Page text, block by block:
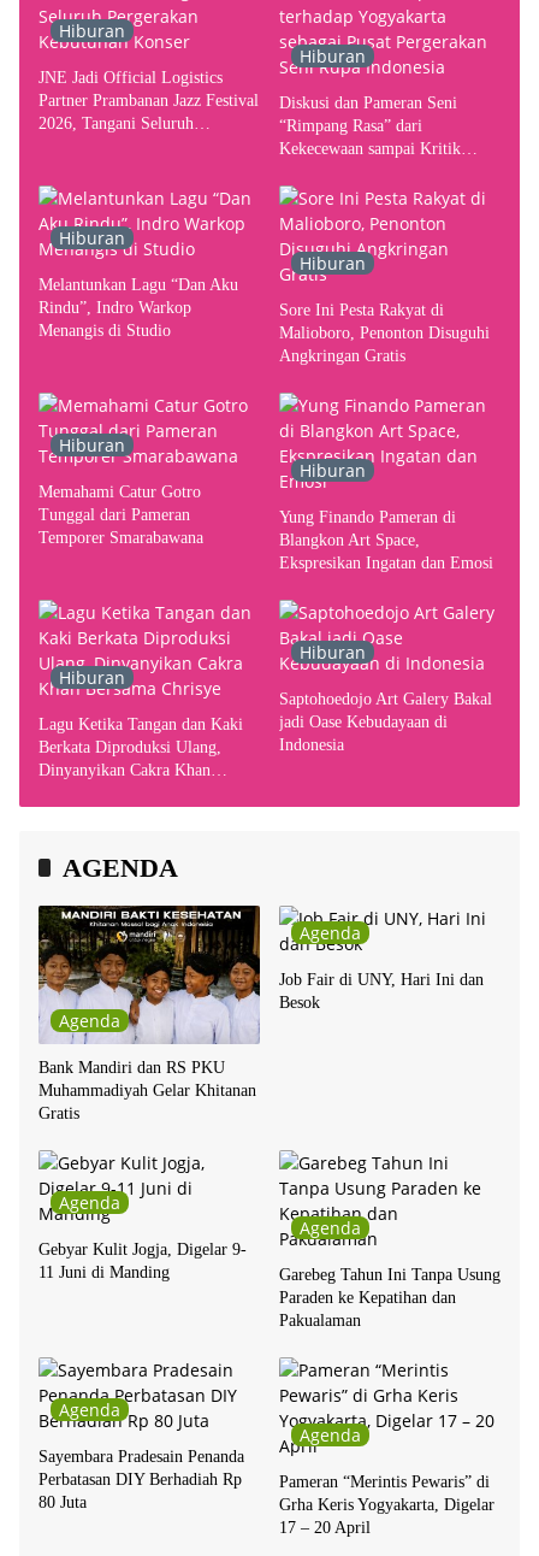
Hiburan
JNE Jadi Official Logistics
Partner Prambanan Jazz Festival
2026, Tangani Seluruh
Hiburan
Diskusi dan Pameran Seni
“Rimpang Rasa” dari
Kekecewaan sampai Kritik
Pusat Pergerakan Seni Rupa
Indonesia
Hiburan
Melantunkan Lagu “Dan Aku
Rindu”, Indro Warkop
Menangis di Studio
Hiburan
Sore Ini Pesta Rakyat di
Malioboro, Penonton Disuguhi
Angkringan Gratis
Hiburan
Memahami Catur Gotro
Tunggal dari Pameran
Temporer Smarabawana
Hiburan
Yung Finando Pameran di
Blangkon Art Space,
Ekspresikan Ingatan dan Emosi
Hiburan
Lagu Ketika Tangan dan Kaki
Berkata Diproduksi Ulang,
Dinyanyikan Cakra Khan
Hiburan
Saptohoedojo Art Galery Bakal
jadi Oase Kebudayaan di
Indonesia
AGENDA
Agenda
Bank Mandiri dan RS PKU
Muhammadiyah Gelar Khitanan
Gratis
Agenda
Job Fair di UNY, Hari Ini dan
Besok
Agenda
Gebyar Kulit Jogja, Digelar 9-
11 Juni di Manding
Agenda
Garebeg Tahun Ini Tanpa Usung
Paraden ke Kepatihan dan
Pakualaman
Agenda
Sayembara Pradesain Penanda
Perbatasan DIY Berhadiah Rp
80 Juta
Agenda
Pameran “Merintis Pewaris” di
Grha Keris Yogyakarta, Digelar
17 – 20 April